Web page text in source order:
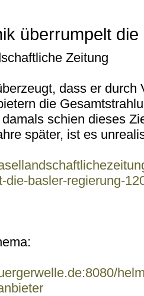
überrumpelt
Zeitung
dass er durch
die
schien dieses
später, ist es
die-basler-regierung-